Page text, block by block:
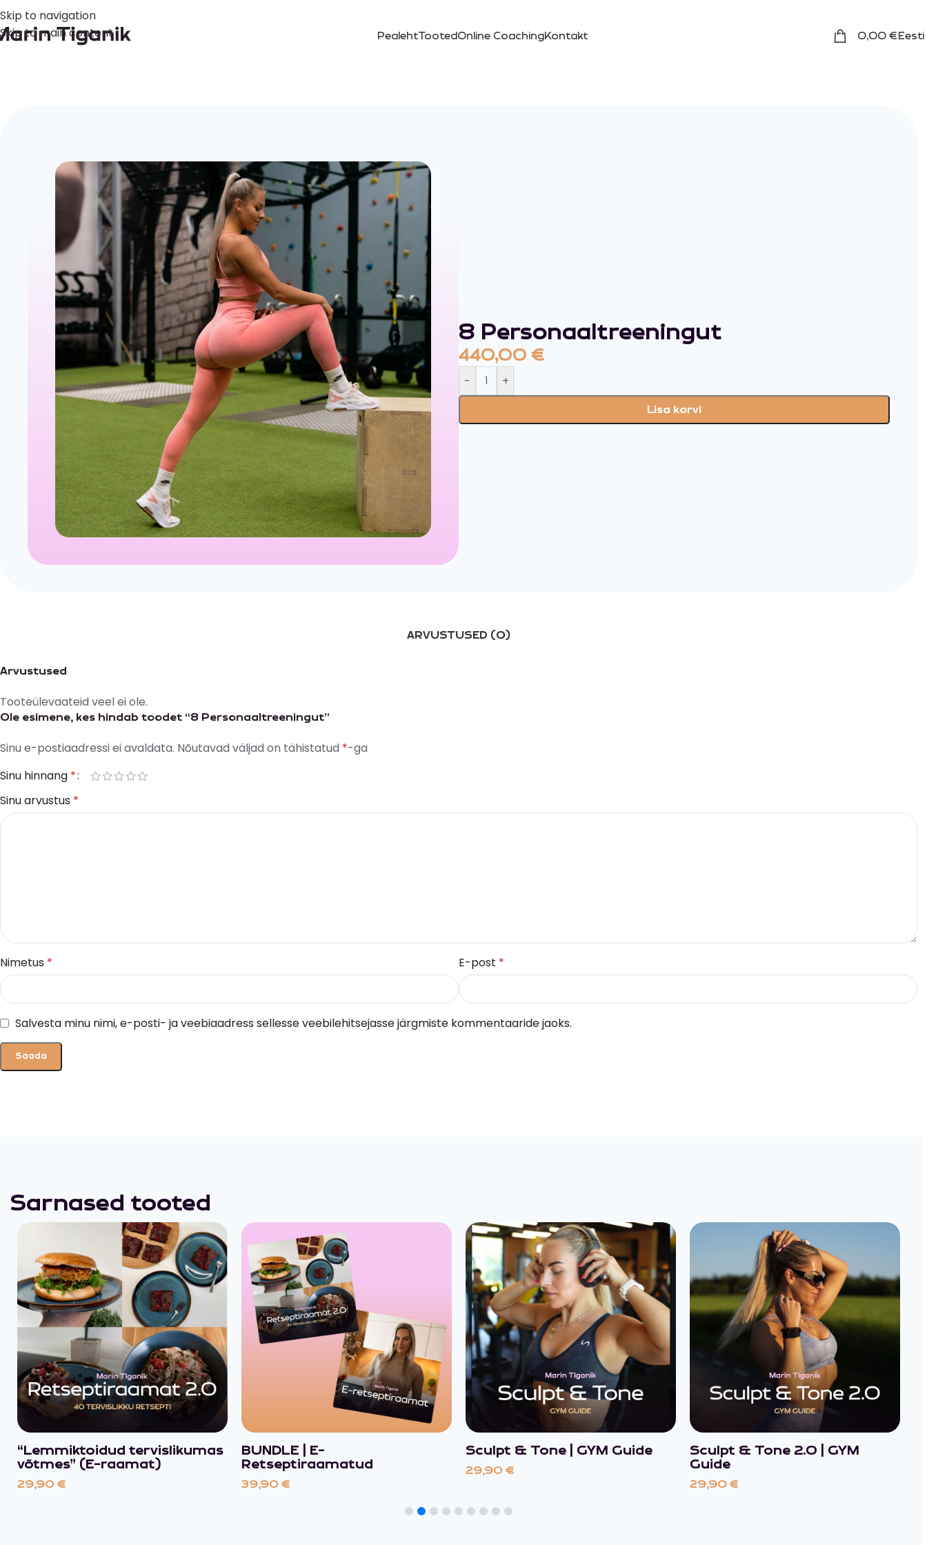
Skip to navigation
Skip to main content
PealehtTootedOnline CoachingKontakt 0,00 € Eesti
8 Personaaltreeningut
440,00 €
- +
Lisa korvi
ARVUSTUSED (0)
Arvustused
Tooteülevaateid veel ei ole.
Ole esimene, kes hindab toodet “8 Personaaltreeningut”
Sinu e-postiaadressi ei avaldata. Nõutavad väljad on tähistatud *-ga
Sinu hinnang *
Sinu arvustus *
Nimetus * E-post *
Salvesta minu nimi, e-posti- ja veebiaadress sellesse veebilehitsejasse järgmiste kommentaaride jaoks.
Sarnased tooted
“Lemmiktoidud tervislikumas
võtmes” (E-raamat)
29,90 €
BUNDLE | E-
Retseptiraamatud
39,90 €
Sculpt & Tone | GYM Guide
29,90 €
Sculpt & Tone 2.0 | GYM
Guide
29,90 €